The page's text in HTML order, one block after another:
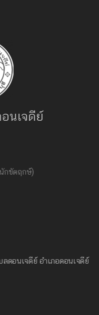
นเจดีย์
กขัตฤกษ์)
ดอนเจดีย์ อำเภอดอนเจดีย์